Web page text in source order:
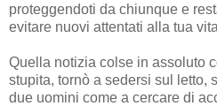
proteggendoti da chiunque e
evitare nuovi attentati alla tua
Quella notizia colse in assoluto
stupita, tornò a sedersi sul letto,
due uomini come a cercare di